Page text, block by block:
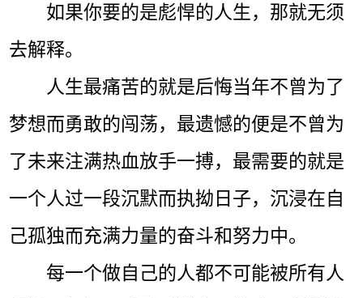
如果你要的是彪悍的人生，那就无须
去解释。
人生最痛苦的就是后悔当年不曾为了
梦想而勇敢的闯荡，最遗憾的便是不曾为
了未来注满热血放手一搏，最需要的就是
一个人过一段沉默而执拗日子，沉浸在自
己孤独而充满力量的奋斗和努力中。
每一个做自己的人都不可能被所有人